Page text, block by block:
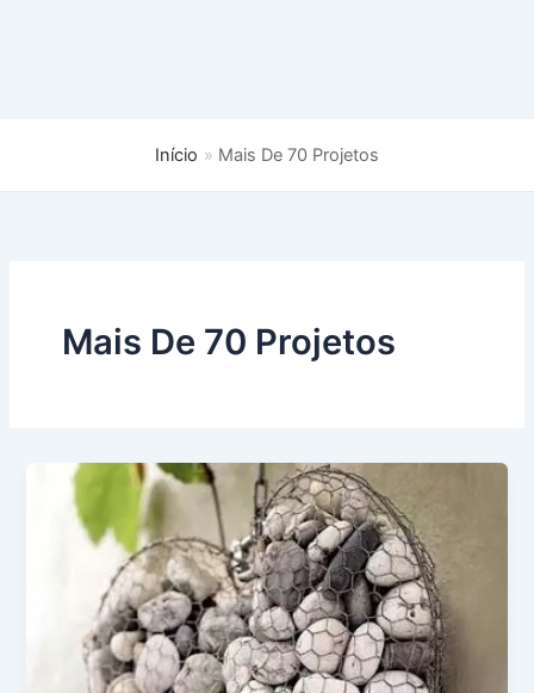
Início Mais De 70 Projetos
Mais De 70 Projetos